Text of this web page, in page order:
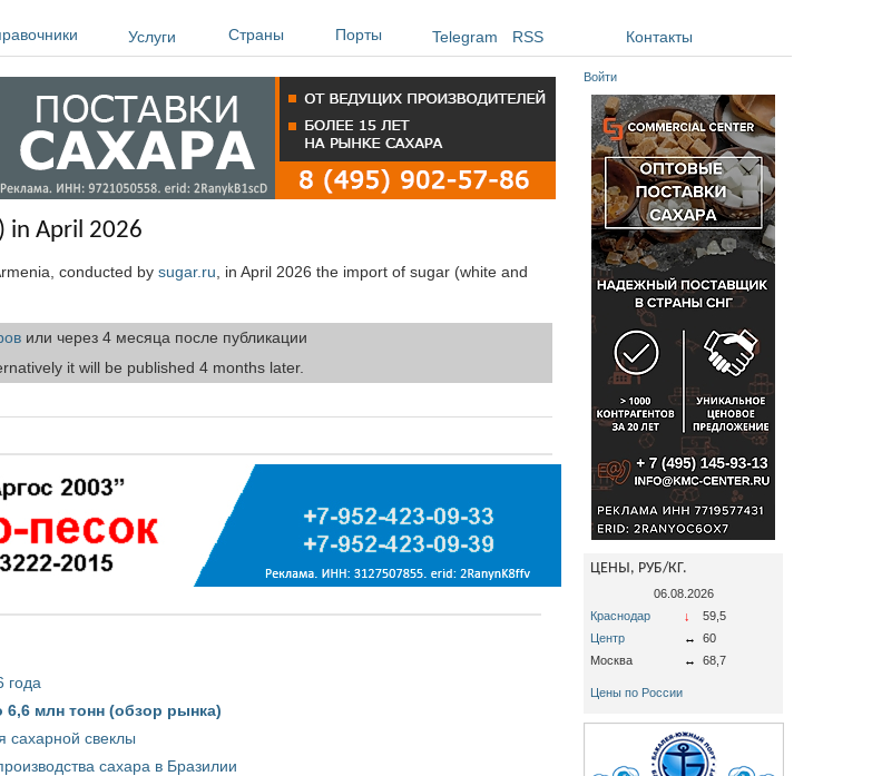
Услуги Страны Порты Telegram RSS Контакты
in April 2026
conducted by sugar.ru , in April 2026 the import of sugar (white and
или через 4 месяца после публикации
it will be published 4 months later.
года
6,6 млн тонн (обзор рынка)
сахарной свеклы
сахара в Бразилии
Войти
ЦЕНЫ, РУБ/КГ.
06.08.2026
Краснодар
↓
59,5
Центр
↔
60
Москва
↔ 68,7
Цены по России